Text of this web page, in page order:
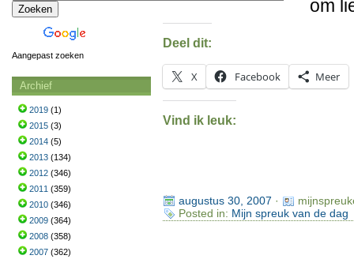
om
Deel dit:
X Facebook Meer
Vind ik leuk:
augustus 30, 2007 ·
Posted in: Mijn spreuk van de dag
Aangepast zoeken
Archief
2019 (1)
2015 (3)
2014 (5)
2013 (134)
2012 (346)
2011 (359)
2010 (346)
2009 (364)
2008 (358)
2007 (362)